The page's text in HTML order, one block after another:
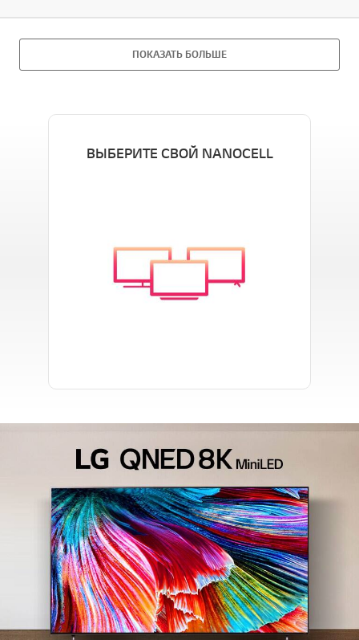
ПОКАЗАТЬ БОЛЬШЕ
ВЫБЕРИТЕ СВОЙ NANOCELL